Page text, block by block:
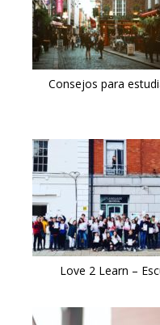
Consejos para
Love 2 Learn –